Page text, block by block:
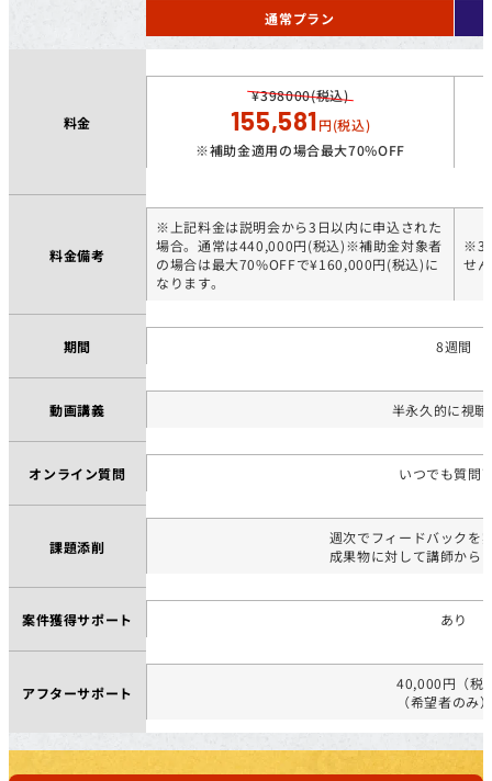
通常プラン
料金
¥398000(税込)
155,581円(税込)
※補助金適用の場合最大70%OFF
料金備考
※上記料金は説明会から3日以内に申込された
場合。通常は440,000円(税込)※補助金対象者
の場合は最大70%OFFで¥160,000円(税込)に
なります。
※3
せ
期間 8週間
動画講義 半永久的に視
オンライン質問 いつでも質問
課題添削
週次でフィードバックを
成果物に対して講師から
案件獲得サポート あり
アフターサポート
40,000円（税
（希望者のみ